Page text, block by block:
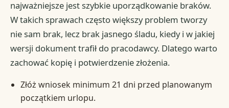
najważniejsze jest szybkie uporządkowanie braków.
W takich sprawach często większy problem tworzy
nie sam brak, lecz brak jasnego śladu, kiedy i w jakiej
wersji dokument trafił do pracodawcy. Dlatego warto
zachować kopię i potwierdzenie złożenia.
Złóż wniosek minimum 21 dni przed planowanym
początkiem urlopu.